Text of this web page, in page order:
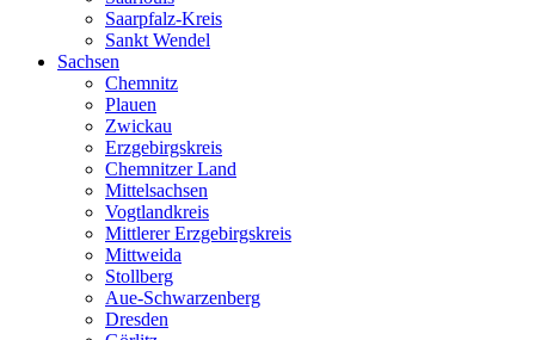
Saarpfalz-Kreis
Sankt Wendel
Sachsen
Chemnitz
Plauen
Zwickau
Erzgebirgskreis
Chemnitzer Land
Mittelsachsen
Vogtlandkreis
Mittlerer Erzgebirgskreis
Mittweida
Stollberg
Aue-Schwarzenberg
Dresden